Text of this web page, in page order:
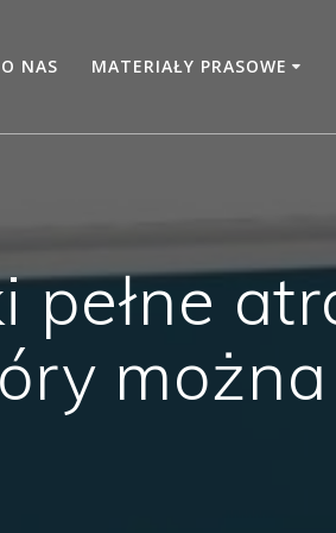
O NAS MATERIAŁY PRASOWE
pełne